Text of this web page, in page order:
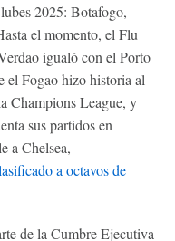
2025: Botafogo,
el momento, el Flu
igualó con el Porto
Fogao hizo historia al
Champions League, y
sus partidos en
a Chelsea,
a octavos de
de la Cumbre Ejecutiva